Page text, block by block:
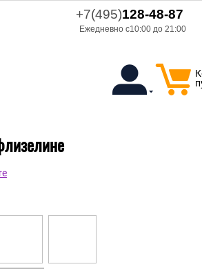
+7(495)128-48-87
Ежедневно с10:00 до 21:00